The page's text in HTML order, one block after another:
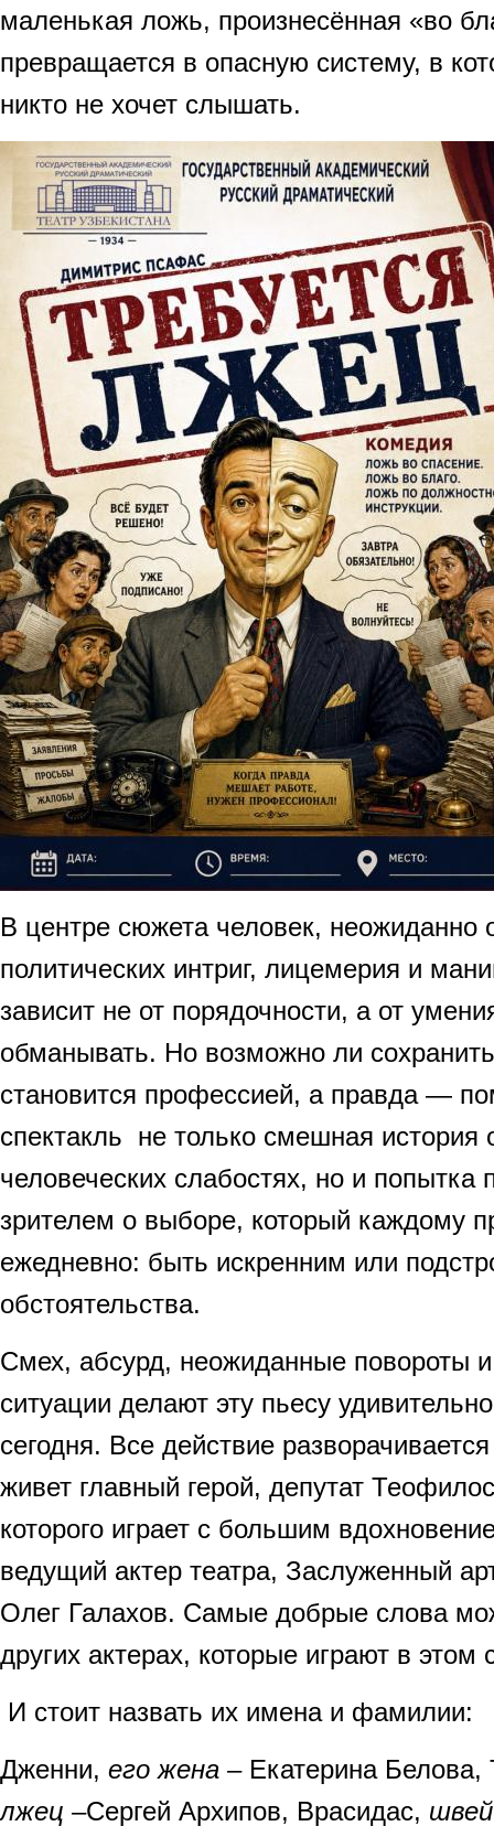
маленькая ложь, произнесённая «во
превращается в опасную систему, в
никто не хочет слышать.
В центре сюжета человек, неожиданно
политических интриг, лицемерия и
зависит не от порядочности, а от
обманывать. Но возможно ли
становится профессией, а правда —
спектакль не только смешная история
человеческих слабостях, но и попытка
зрителем о выборе, который каждому
ежедневно: быть искренним или
обстоятельства.
Смех, абсурд, неожиданные повороты
ситуации делают эту пьесу
сегодня. Все действие
живет главный герой, депутат
которого играет с большим
ведущий актер театра, Заслуженный
Олег Галахов. Самые добрые слова
других актерах, которые играют в этом
И стоит назвать их имена и фамилии:
Дженни, его жена – Екатерина Белова,
лжец –Сергей Архипов, Врасидас,